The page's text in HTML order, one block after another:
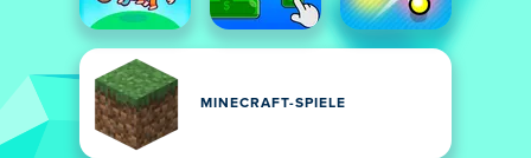
MINECRAFT-SPIELE